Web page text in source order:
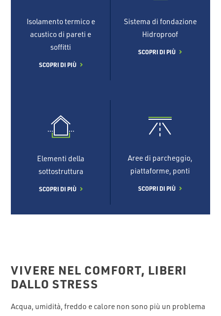
Isolamento termico e
acustico di pareti e
soffitti
SCOPRI DI PIÙ
Sistema di fondazione
Hidroproof
SCOPRI DI PIÙ
Elementi della
sottostruttura
SCOPRI DI PIÙ
Aree di parcheggio,
piattaforme, ponti
SCOPRI DI PIÙ
VIVERE NEL COMFORT, LIBERI
DALLO STRESS
Acqua, umidità, freddo e calore non sono più un problema